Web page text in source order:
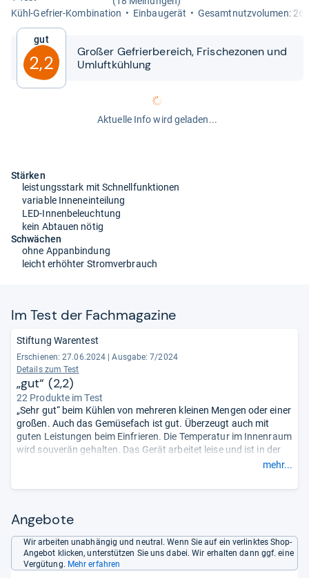
Kühl-​Gefrier-​Kom­bi­na­tion
Ein­bau­ge­rät Gesamt­nutz­vo­lu­men:
Gut
2,2
Großer Gefrier­be­reich, Fri­sche­zo­nen und
Umluft­küh­lung
Aktuelle Info wird geladen...
Stärken
leistungsstark mit Schnellfunktionen
variable Inneneinteilung
LED-Innenbeleuchtung
kein Abtauen nötig
Schwächen
ohne Appanbindung
leicht erhöhter Stromverbrauch
Im Test der Fach­ma­ga­zine
Stiftung Warentest
Erschienen: 27.06.2024
Ausgabe: 7/2024
Details zum Test
„gut“ (2,2)
22 Produkte im Test
„Sehr gut“ beim Kühlen von mehreren kleinen Mengen oder einer
großen. Auch das Gemüsefach ist gut. Überzeugt auch mit
guten Leistungen beim Einfrieren. Die Temperatur im Innenraum
wird souverän gehalten. Das Gerät arbeitet leise und ist in der
Handhabung „gut“. Es könnte jedoch etwas energieeffizienter
bei Störungen bekommt eine durchschnittliche Note aufgrund
Stromausfall.
mehr...
Angebote
Wir arbeiten unabhängig und neutral. Wenn Sie auf ein verlinktes Shop-
Angebot klicken, unterstützen Sie uns dabei. Wir erhalten dann ggf. eine
Vergütung. Mehr erfahren